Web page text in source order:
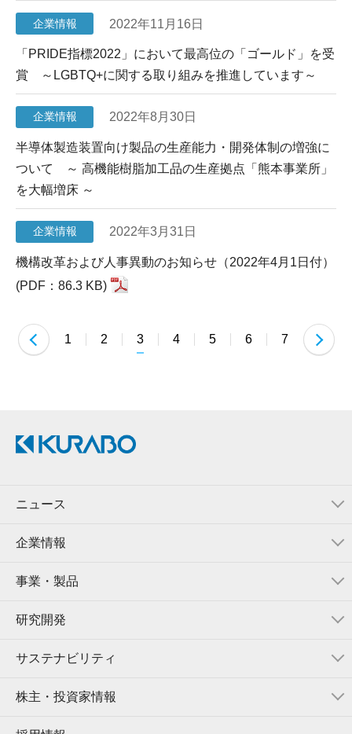
企業情報 2022年11月16日
「PRIDE指標2022」において最高位の「ゴールド」を受
賞 ～LGBTQ+に関する取り組みを推進しています～
企業情報 2022年8月30日
半導体製造装置向け製品の生産能力・開発体制の増強に
ついて ～ 高機能樹脂加工品の生産拠点「熊本事業所」
を大幅増床 ～
企業情報 2022年3月31日
機構改革および人事異動のお知らせ（2022年4月1日付）
(PDF：86.3 KB)
1 2 3 4 5 6 7
ニュース
企業情報
事業・製品
研究開発
株主・投資家情報
サステナビリティ